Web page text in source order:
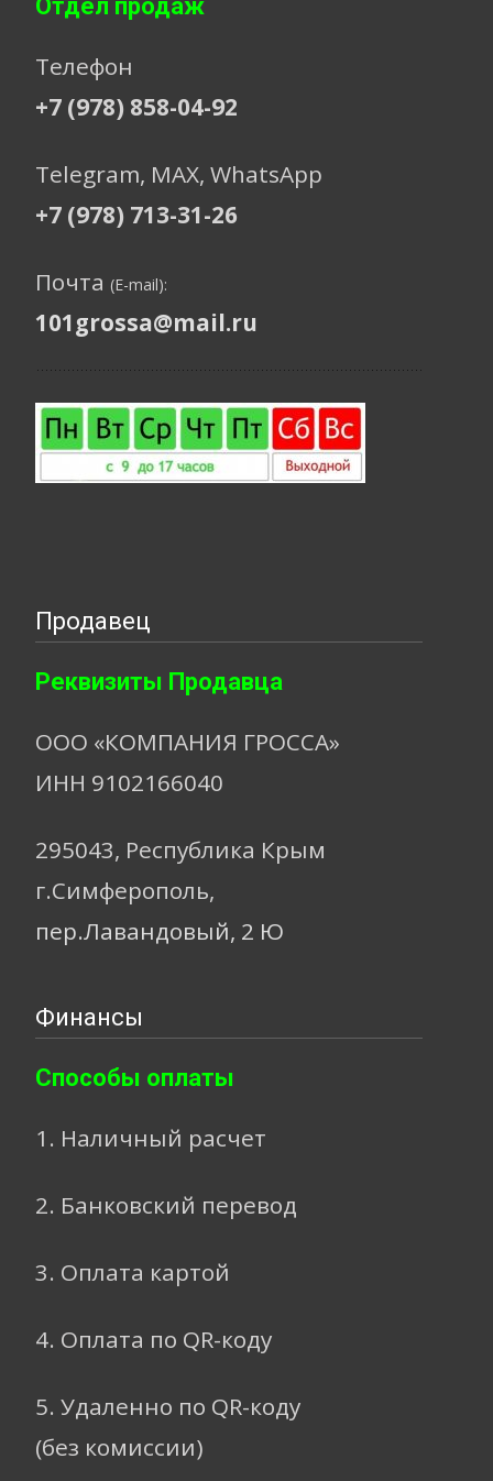
Отдел продаж
Телефон
+7 (978) 858-04-92
Telegram, МАХ, WhatsApp
+7 (978) 713-31-26
Почта (E-mail):
101grossa@mail.ru
Продавец
Реквизиты Продавца
ООО «КОМПАНИЯ ГРОССА»
ИНН 9102166040
295043, Республика Крым
г.Симферополь,
пер.Лавандовый, 2 Ю
Финансы
Способы оплаты
1. Наличный расчет
2. Банковский перевод
3. Оплата картой
4. Оплата по QR-коду
5. Удаленно по QR-коду
(без комиссии)